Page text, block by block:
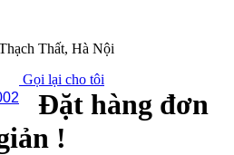
Thất, Hà Nội
Gọi lại cho tôi
Đặt hàng đơn
!